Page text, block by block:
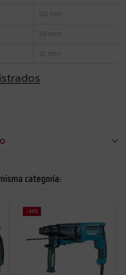
50 mm
28 mm
32 mm
categoría:
-49%